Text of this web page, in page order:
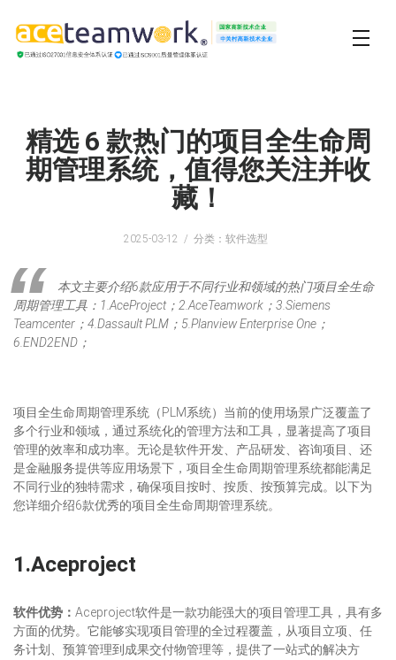
精选 6 款热门的项目全生命周
期管理系统，值得您关注并收
藏！
2025-03-12 分类：软件选型
本文主要介绍6款应用于不同行业和领域的热门项目全生命
周期管理工具：1.AceProject；2.AceTeamwork；3.Siemens
Teamcenter；4.Dassault PLM；5.Planview Enterprise One；
6.END2END；
项目全生命周期管理系统（PLM系统）当前的使用场景广泛覆盖了
多个行业和领域，通过系统化的管理方法和工具，显著提高了项目
管理的效率和成功率。无论是软件开发、产品研发、咨询项目、还
是金融服务提供等应用场景下，项目全生命周期管理系统都能满足
不同行业的独特需求，确保项目按时、按质、按预算完成。以下为
您详细介绍6款优秀的项目全生命周期管理系统。
1.Aceproject​
软件优势： Aceproject软件是一款功能强大的项目管理工具，具有多
方面的优势。它能够实现项目管理的全过程覆盖，从项目立项、任
务计划、预算管理到成果交付物管理等，提供了一站式的解决方